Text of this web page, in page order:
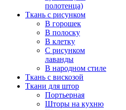
полотенца)
Ткань с рисунком
В горошек
В полоску
В клетку
С рисунком
лаванды
В народном стиле
Ткань с вискозой
Ткани для штор
Портьерная
Шторы на кухню